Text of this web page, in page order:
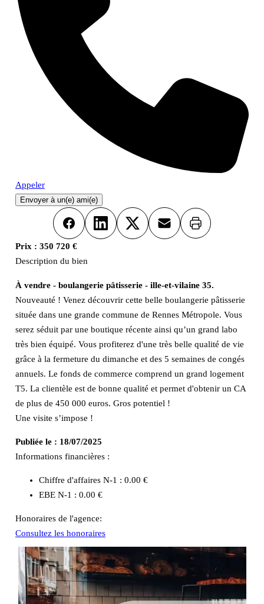
Appeler
Envoyer à un(e) ami(e)
FacebookLinkedInX Email Imprimer
Prix : 350 720 €
Description du bien
À vendre - boulangerie pâtisserie - ille-et-vilaine 35.
Nouveauté ! Venez découvrir cette belle boulangerie pâtisserie
située dans une grande commune de Rennes Métropole. Vous
serez séduit par une boutique récente ainsi qu’un grand labo
très bien équipé. Vous profiterez d'une très belle qualité de vie
grâce à la fermeture du dimanche et des 5 semaines de congés
annuels. Le fonds de commerce comprend un grand logement
T5. La clientèle est de bonne qualité et permet d'obtenir un CA
de plus de 450 000 euros. Gros potentiel !
Une visite s’impose !
Publiée le : 18/07/2025
Informations financières :
Chiffre d'affaires N-1 : 0.00 €
EBE N-1 : 0.00 €
Honoraires de l'agence:
Consultez les honoraires